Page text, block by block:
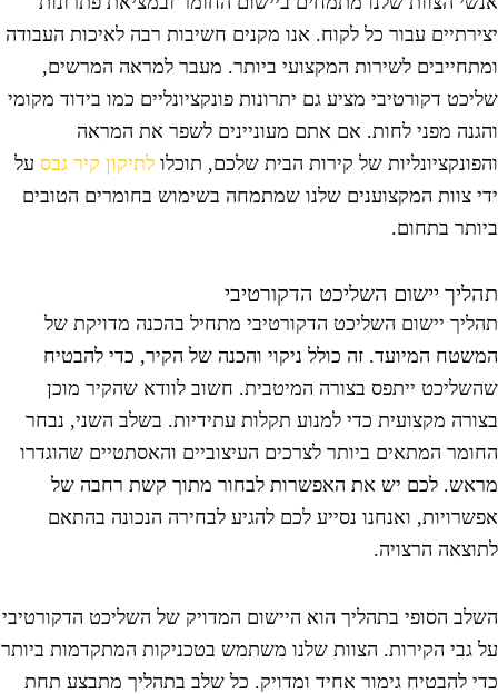
עבור כל לקוח. אנו מקנים חשיבות רבה לאיכות העבודה
לשירות המקצועי ביותר. מעבר למראה המרשים,
דקורטיבי מציע גם יתרונות פונקציונליים כמו בידוד מקומי
מפני לחות. אם אתם מעוניינים לשפר את המראה
של קירות הבית שלכם, תוכלולתיקון קיר גבסעל
צוות המקצוענים שלנו שמתמחה בשימוש בחומרים הטובים
בתחום.
יישום השליכט הדקורטיבי
יישום השליכט הדקורטיבי מתחיל בהכנה מדויקת של
המיועד. זה כולל ניקוי והכנה של הקיר, כדי להבטיח
ייתפס בצורה המיטבית. חשוב לוודא שהקיר מוכן
מקצועית כדי למנוע תקלות עתידיות. בשלב השני, נבחר
המתאים ביותר לצרכים העיצוביים והאסתטיים שהוגדרו
לכם יש את האפשרות לבחור מתוך קשת רחבה של
ואנחנו נסייע לכם להגיע לבחירה הנכונה בהתאם
הרצויה.
הסופי בתהליך הוא היישום המדויק של השליכט הדקורטיבי
גבי הקירות. הצוות שלנו משתמש בטכניקות המתקדמות ביותר
להבטיח גימור אחיד ומדויק. כל שלב בתהליך מתבצע תחת